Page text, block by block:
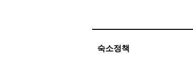
숙소정책